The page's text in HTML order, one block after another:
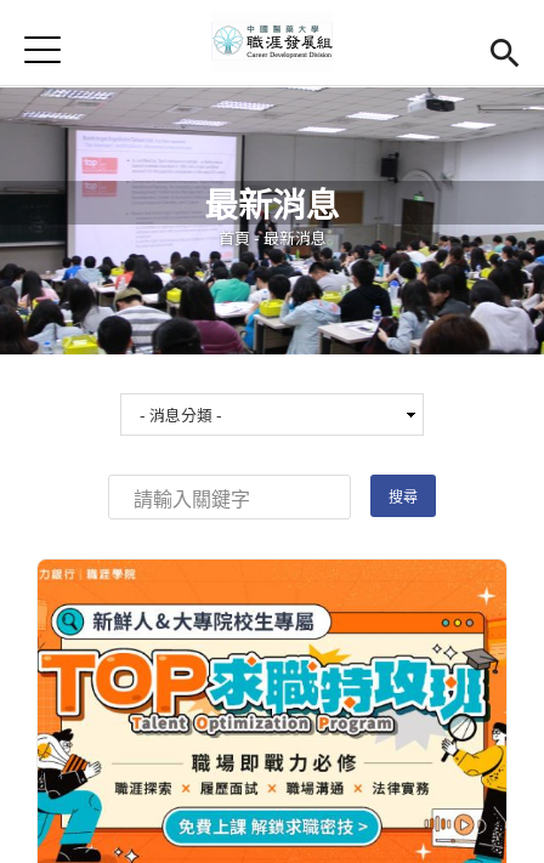
首頁
學務處首頁(link is external)
Open submenu (關於我們)
關於我們
Open submenu (職涯輔導)
職涯輔導
Open submenu (就業調查)
就業調查
活動集錦
相關連結
Jump to Navigation
Jump to Main content
最新消息
您在這裡
首頁-最新消息